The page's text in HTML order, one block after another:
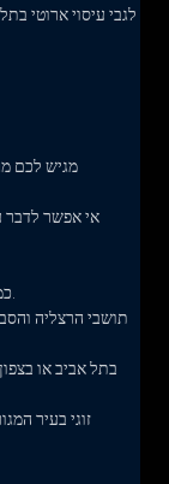
לגבי עיסוי ארוטי
מגיש לכם
אי אפשר לדבר
תושבי הרצליה
בתל אביב או
זוגי בעיר